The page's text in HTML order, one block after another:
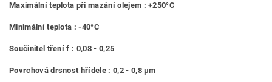
Maximální teplota při mazání olejem : +250°C
Minimální teplota : -40°C
Součinitel tření f : 0,08 - 0,25
Povrchová drsnost hřídele : 0,2 - 0,8 μm